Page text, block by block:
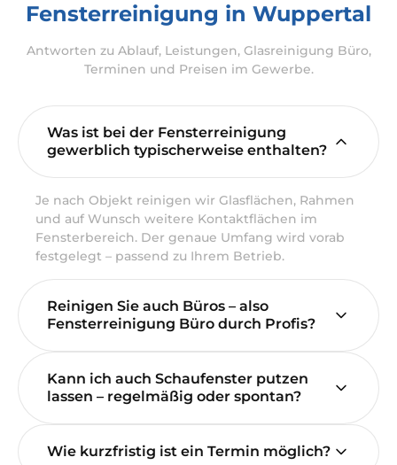
Fensterreinigung in Wuppertal
Antworten zu Ablauf, Leistungen, Glasreinigung Büro,
Terminen und Preisen im Gewerbe.
Was ist bei der Fensterreinigung
gewerblich typischerweise enthalten?
Je nach Objekt reinigen wir Glasflächen, Rahmen
und auf Wunsch weitere Kontaktflächen im
Fensterbereich. Der genaue Umfang wird vorab
festgelegt – passend zu Ihrem Betrieb.
Reinigen Sie auch Büros – also
Fensterreinigung Büro durch Profis?
Kann ich auch Schaufenster putzen
lassen – regelmäßig oder spontan?
Wie kurzfristig ist ein Termin möglich?